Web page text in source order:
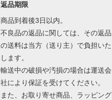
返品期限
商品到着後3日以内。
不良品の返品に関しては、その返品
の送料は当方（送り主）で負担いた
します。
輸送中の破損や汚損の場合は運送会
社により保証を受けてください。
また、お取り寄せ商品、ラッピング